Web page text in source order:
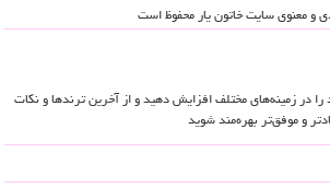
را در زمینه‌های مختلف افزایش دهید و از آخرین ترندها و نکات
و موفق‌تر بهره‌مند شوید